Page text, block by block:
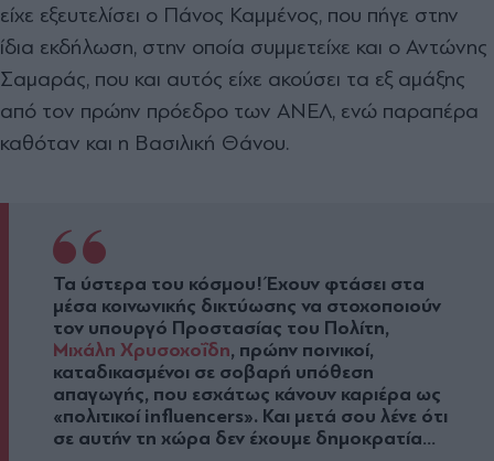
είχε εξευτελίσει ο Πάνος Καμμένος, που πήγε στην
ίδια εκδήλωση, στην οποία συμμετείχε και ο Αντώνης
Σαμαράς, που και αυτός είχε ακούσει τα εξ αμάξης
από τον πρώην πρόεδρο των ΑΝΕΛ, ενώ παραπέρα
καθόταν και η Βασιλική Θάνου.
Τα ύστερα του κόσμου! Έχουν φτάσει στα
μέσα κοινωνικής δικτύωσης να στοχοποιούν
τον υπουργό Προστασίας του Πολίτη,
Μιχάλη Χρυσοχοΐδη, πρώην ποινικοί,
καταδικασμένοι σε σοβαρή υπόθεση
απαγωγής, που εσχάτως κάνουν καριέρα ως
«πολιτικοί influencers». Και μετά σου λένε ότι
σε αυτήν τη χώρα δεν έχουμε δημοκρατία…